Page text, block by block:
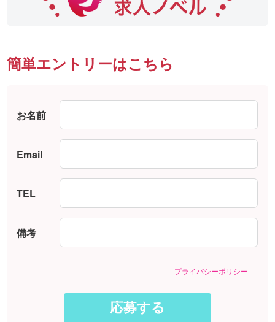
簡単エントリーはこちら
お名前
Email
TEL
備考
プライバシーポリシー